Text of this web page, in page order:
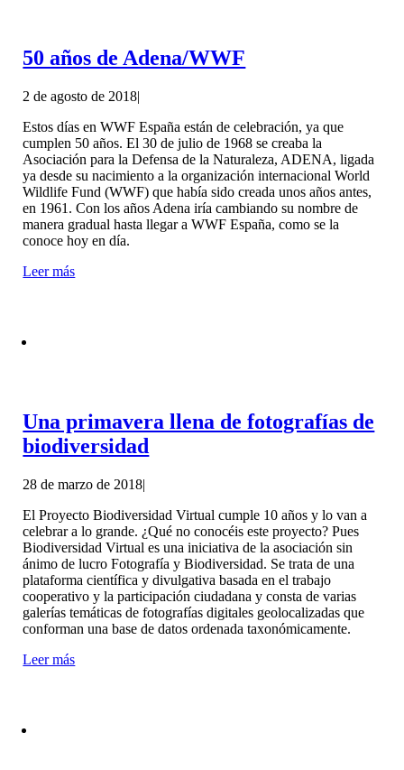
50 años de Adena/WWF
2 de agosto de 2018|
Estos días en WWF España están de celebración, ya que
cumplen 50 años. El 30 de julio de 1968 se creaba la
Asociación para la Defensa de la Naturaleza, ADENA, ligada
ya desde su nacimiento a la organización internacional World
Wildlife Fund (WWF) que había sido creada unos años antes,
en 1961. Con los años Adena iría cambiando su nombre de
manera gradual hasta llegar a WWF España, como se la
conoce hoy en día.
Leer más
Una primavera llena de fotografías de
biodiversidad
28 de marzo de 2018|
El Proyecto Biodiversidad Virtual cumple 10 años y lo van a
celebrar a lo grande. ¿Qué no conocéis este proyecto? Pues
Biodiversidad Virtual es una iniciativa de la asociación sin
ánimo de lucro Fotografía y Biodiversidad. Se trata de una
plataforma científica y divulgativa basada en el trabajo
cooperativo y la participación ciudadana y consta de varias
galerías temáticas de fotografías digitales geolocalizadas que
conforman una base de datos ordenada taxonómicamente.
Leer más